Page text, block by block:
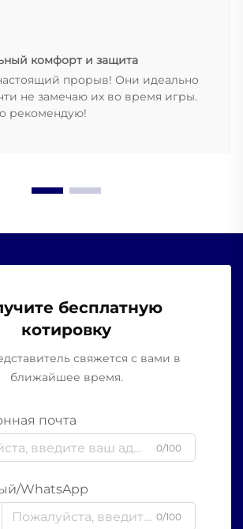
комфорт и защита
прорыв! Они идеально
не замечаю их во время игры.
рекомендую!
бесплатную
котировку
свяжется с вами в
ближайшее время.
почта
0/100
WhatsApp
0/100